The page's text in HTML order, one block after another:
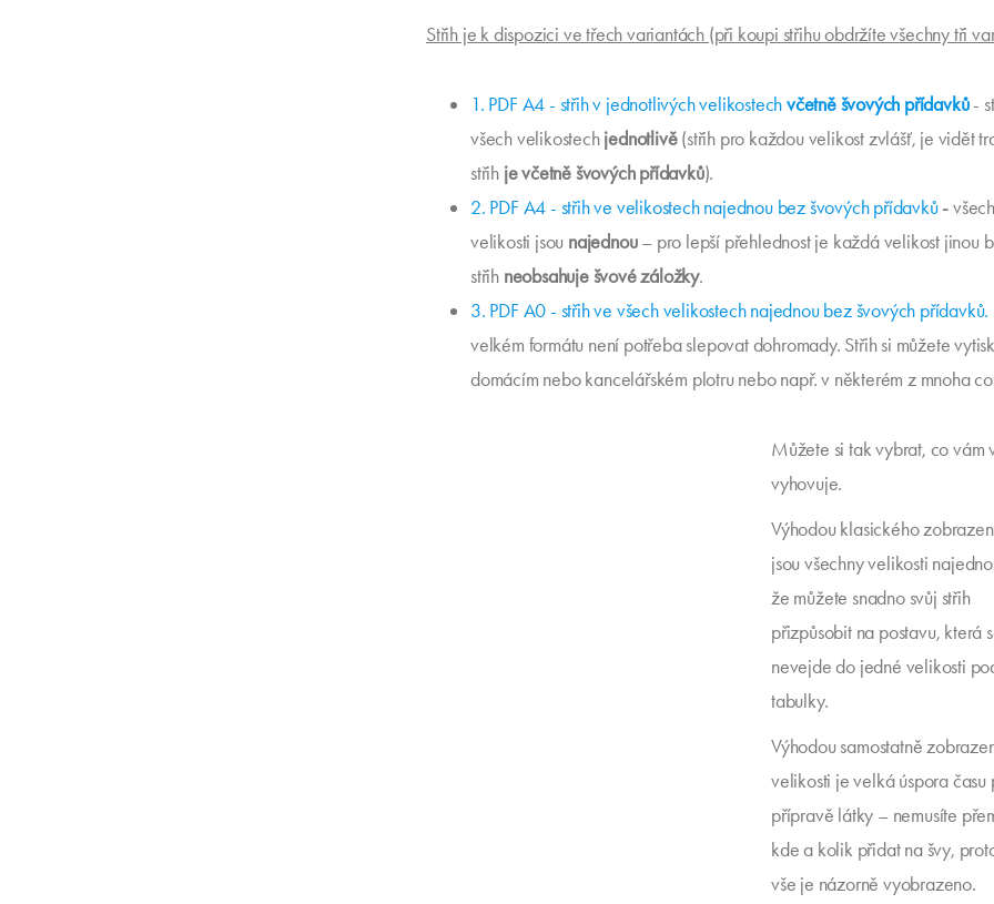
Střih je k dispozici ve třech variantách (při koupi střihu obdržíte všechny tři
1. PDF A4 - střih v jednotlivých velikostechvčetně švových přídavků-
všech velikostechjednotlivě(střih pro každou velikost zvlášť, je vidět
střih je včetně švových přídavků).
2. PDF A4 - střih ve velikostech najednou bez švových přídavků-
velikosti jsou najednou– pro lepší přehlednost je každá velikost jinou
střih neobsahuje švové záložky.
3. PDF A0 - střih ve všech velikostech najednou bez švových přídavků.
velkém formátu není potřeba slepovat dohromady. Střih si můžete
domácím nebo kancelářském plotru nebo např. v některém z mnoha
Můžete si tak vybrat, co vám
vyhovuje.
Výhodou klasického
jsou všechny velikosti
že můžete snadno svůj střih
přizpůsobit na postavu, která
nevejde do jedné velikosti
tabulky.
Výhodou samostatně
velikosti je velká úspora času
přípravě látky – nemusíte
kde a kolik přidat na švy,
vše je názorně vyobrazeno.